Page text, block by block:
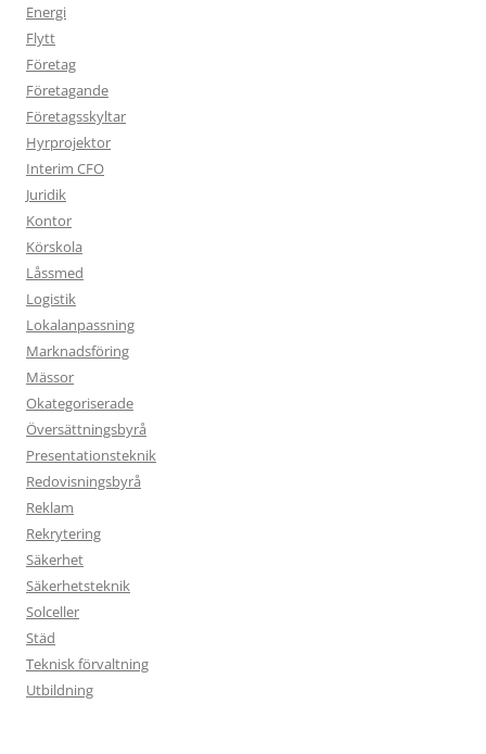
Energi
Flytt
Företag
Företagande
Företagsskyltar
Hyrprojektor
Interim CFO
Juridik
Kontor
Körskola
Låssmed
Logistik
Lokalanpassning
Marknadsföring
Mässor
Okategoriserade
Översättningsbyrå
Presentationsteknik
Redovisningsbyrå
Reklam
Rekrytering
Säkerhet
Säkerhetsteknik
Solceller
Städ
Teknisk förvaltning
Utbildning